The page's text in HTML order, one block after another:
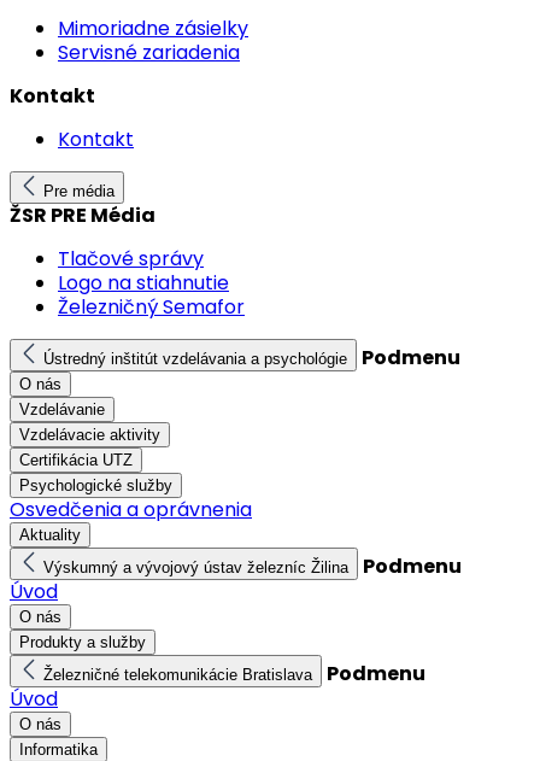
Mimoriadne zásielky
Servisné zariadenia
Kontakt
Kontakt
Pre média
ŽSR PRE Média
Tlačové správy
Logo na stiahnutie
Železničný Semafor
Ústredný inštitút vzdelávania a psychológie Podmenu
O nás
Vzdelávanie
Vzdelávacie aktivity
Certifikácia UTZ
Psychologické služby
Osvedčenia a oprávnenia
Aktuality
Výskumný a vývojový ústav železníc Žilina
Podmenu
Úvod
O nás
Produkty a služby
Železničné telekomunikácie Bratislava
Podmenu
Úvod
O nás
Informatika